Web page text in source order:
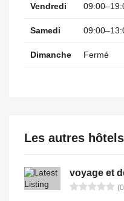
Vendredi
Samedi
Dimanche Fermé
Les autres hôtels
voyage et